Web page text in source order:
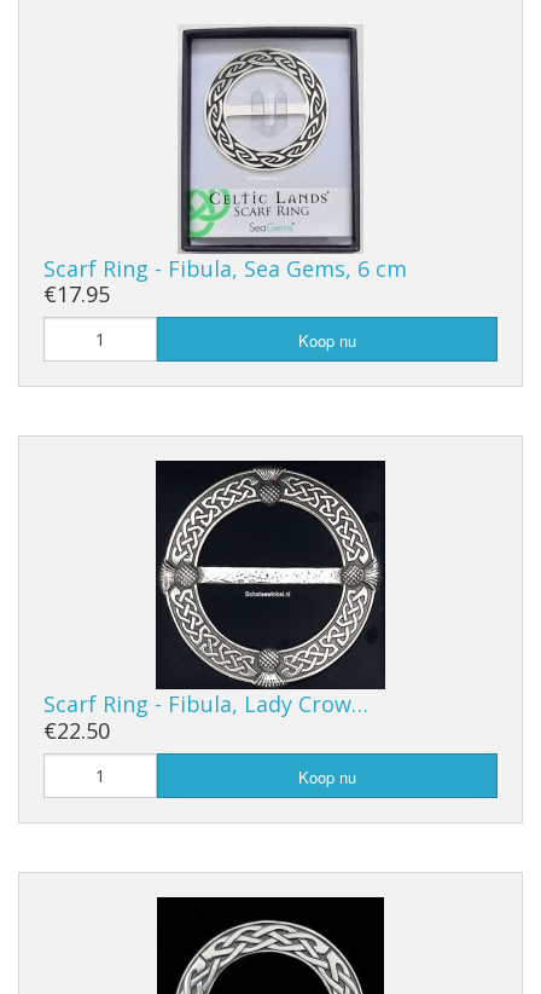
Scarf Ring - Fibula, Sea Gems, 6 cm
€17.95
Koop nu
Scarf Ring - Fibula, Lady Crow…
€22.50
Koop nu